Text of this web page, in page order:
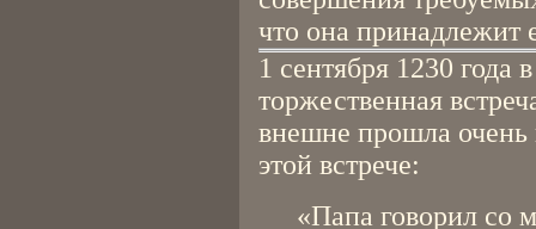
что она принадлежит
1 сентября 1230 года
торжественная
внешне прошла очень
этой встрече:
«Папа говорил со